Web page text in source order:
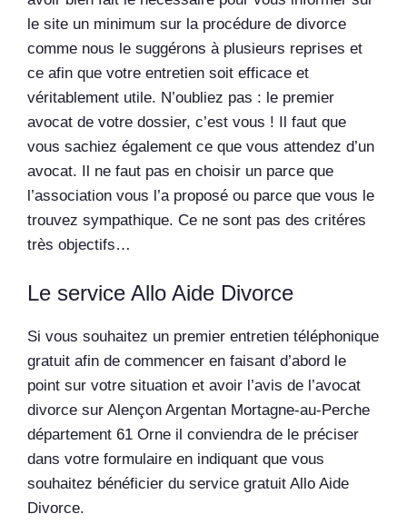
le site un minimum sur la procédure de divorce
comme nous le suggérons à plusieurs reprises et
ce afin que votre entretien soit efficace et
véritablement utile. N’oubliez pas : le premier
avocat de votre dossier, c’est vous ! Il faut que
vous sachiez également ce que vous attendez d’un
avocat. Il ne faut pas en choisir un parce que
l’association vous l’a proposé ou parce que vous le
trouvez sympathique. Ce ne sont pas des critéres
très objectifs…
Le service Allo Aide Divorce
Si vous souhaitez un premier entretien téléphonique
gratuit afin de commencer en faisant d’abord le
point sur votre situation et avoir l’avis de l’avocat
divorce sur Alençon Argentan Mortagne-au-Perche
département 61 Orne il conviendra de le préciser
dans votre formulaire en indiquant que vous
souhaitez bénéficier du service gratuit Allo Aide
Divorce.